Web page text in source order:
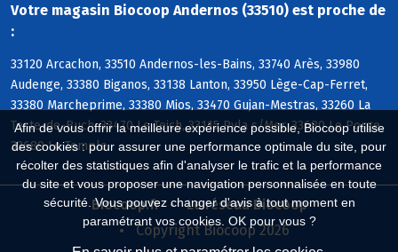
Afin de vous offrir la meilleure expérience possible, Biocoop utilise
des cookies : pour assurer une performance optimale du site, pour
récolter des statistiques afin d'analyser le trafic et la performance
du site et vous proposer une navigation personnalisée en toute
sécurité. Vous pouvez changer d'avis à tout moment en
paramétrant vos cookies. OK pour vous ?
Votre magasin Biocoop Andernos (33510) est proche de
:
33120 Arcachon, 33510 Andernos-les-Bains, 33740 Arès, 33980
Audenge, 33380 Biganos, 33138 Lanton, 33950 Lège-Cap-Ferret,
33380 Marcheprime, 33380 Mios, 33470 Gujan-Mestras, 33260 La
Teste-de-Buch, 33470 Le Teich, 33115 Pyla s/Mer, 33680 Le Porge,
33680 Le Temple
Biocoop.fr
Le réseau Biocoop
Copyright Biocoop 2026